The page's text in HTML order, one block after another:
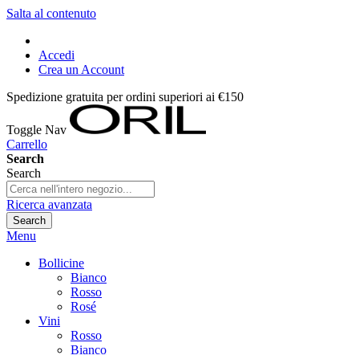
Salta al contenuto
Accedi
Crea un Account
Spedizione gratuita per ordini superiori ai €150
Toggle Nav
Carrello
Search
Search
Ricerca avanzata
Search
Menu
Bollicine
Bianco
Rosso
Rosé
Vini
Rosso
Bianco